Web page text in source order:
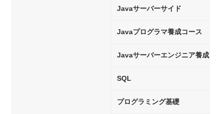
Javaサーバーサイド
Javaプログラマ養成コース
Javaサーバーエンジニア養成コ
SQL
プログラミング基礎